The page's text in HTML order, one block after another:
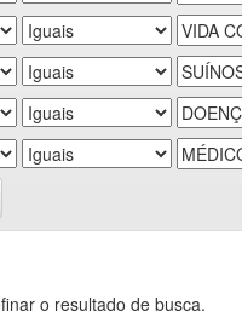
o resultado de busca.